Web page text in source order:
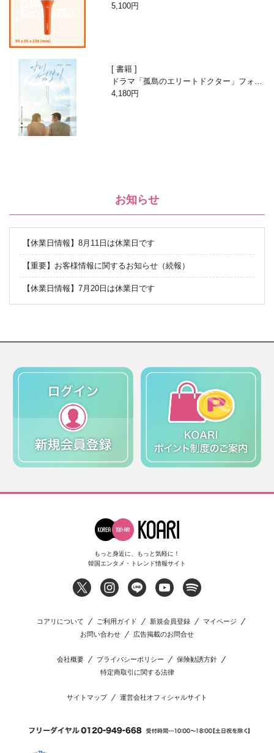
ィック
5,100円
書籍
ドラマ「孤島のエリートドクター」フォト
エッセイ
4,180円
お知らせ
【休業日情報】8月11日は休業日です
【重要】お客様情報に関するお知らせ（続報）
【休業日情報】7月20日は休業日です
もっと身近に、もっと気軽に！
韓国エンタメ・トレンド情報サイト
コアリについて ご利用ガイド 新規会員登録
マイページ
お問い合わせ
広告掲載のお問合せ
会社概要 プライバシーポリシー
保険勧誘方針
特定商取引に関する法律
サイトマップ 運営会社オフィシャルサイト